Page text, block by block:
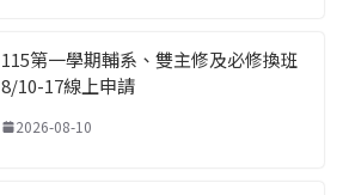
115第一學期輔系、雙主修及必修換班
8/10-17線上申請
2026-08-10